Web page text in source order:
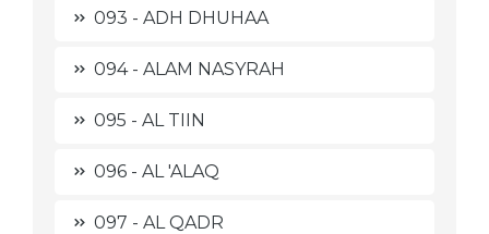
093 - ADH DHUHAA
094 - ALAM NASYRAH
095 - AL TIIN
096 - AL 'ALAQ
097 - AL QADR